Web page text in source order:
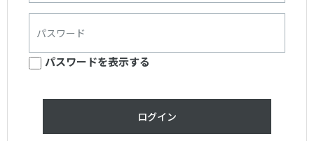
パスワードを表示する